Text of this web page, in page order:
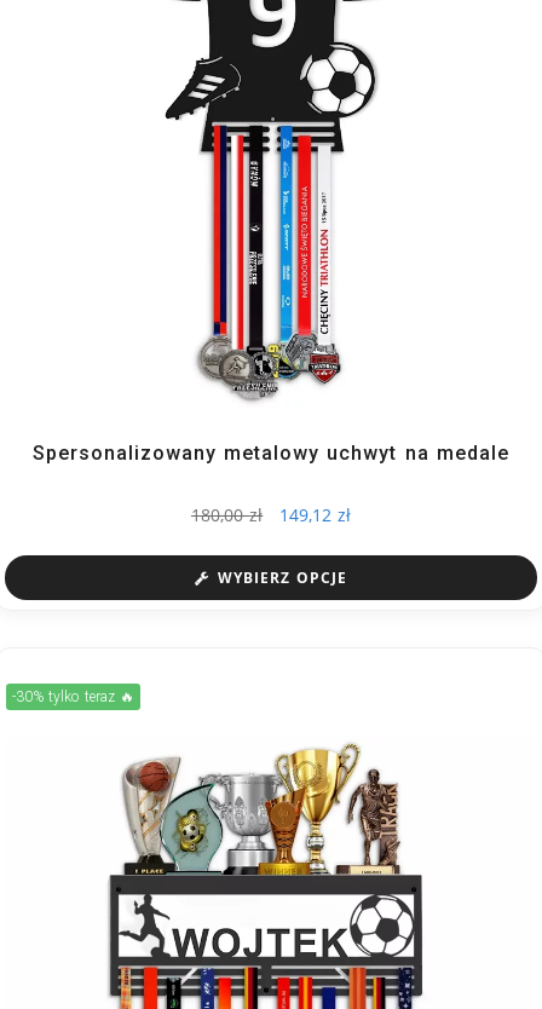
Spersonalizowany metalowy uchwyt na medale
180,00zł 149,12zł
WYBIERZ OPCJE
-30% tylko teraz 🔥